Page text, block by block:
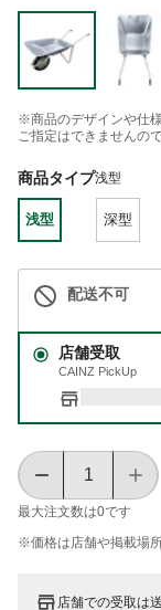
※商品のデザインや仕
ご指定はできませんの
商品タイプ浅型
浅型 深型
配送不可
店舗受取
CAINZ PickUp
最大注文数は0です
※価格は​店舗や​掲載場
店舗での受取は